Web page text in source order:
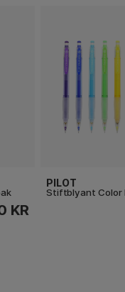
KR
PILOT
Stiftblyant Color